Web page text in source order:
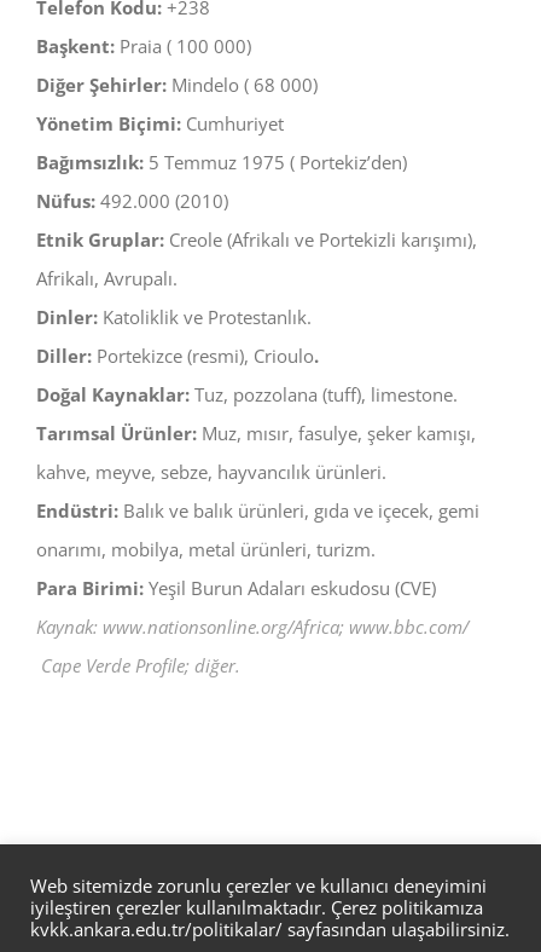
Telefon Kodu: +238
Başkent: Praia ( 100 000)
Diğer Şehirler: Mindelo ( 68 000)
Yönetim Biçimi: Cumhuriyet
Bağımsızlık: 5 Temmuz 1975 ( Portekiz’den)
Nüfus: 492.000 (2010)
Etnik Gruplar: Creole (Afrikalı ve Portekizli karışımı),
Afrikalı, Avrupalı.
Dinler: Katoliklik ve Protestanlık.
Diller: Portekizce (resmi), Crioulo.
Doğal Kaynaklar: Tuz, pozzolana (tuff), limestone.
Tarımsal Ürünler: Muz, mısır, fasulye, şeker kamışı,
kahve, meyve, sebze, hayvancılık ürünleri.
Endüstri: Balık ve balık ürünleri, gıda ve içecek, gemi
onarımı, mobilya, metal ürünleri, turizm.
Para Birimi: Yeşil Burun Adaları eskudosu (CVE)
Kaynak: www.nationsonline.org/Africa; www.bbc.com/
Cape Verde Profile; diğer.
Ankara Üniversitesi Cebeci Yerleşkesi, 06590 / Ankara / Türkiye
Web sitemizde zorunlu çerezler ve kullanıcı deneyimini
iyileştiren çerezler kullanılmaktadır. Çerez politikamıza
kvkk.ankara.edu.tr/politikalar/ sayfasından ulaşabilirsiniz.